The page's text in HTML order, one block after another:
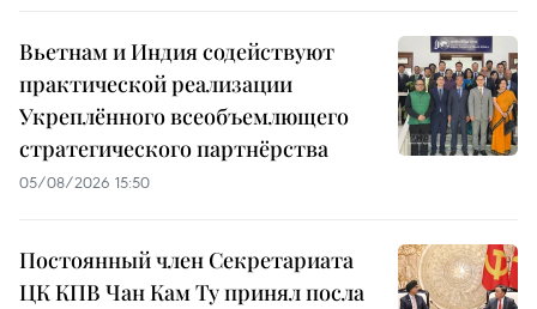
Вьетнам и Индия содействуют
практической реализации
Укреплённого всеобъемлющего
стратегического партнёрства
05/08/2026 15:50
Постоянный член Секретариата
ЦК КПВ Чан Кам Ту принял посла